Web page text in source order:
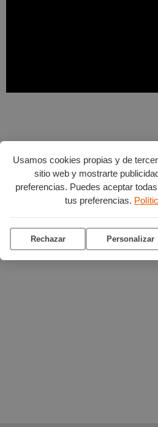
Usamos cookies propias y de
sitio web y mostrarte
preferencias. Puedes aceptar
tus preferencias.
Rechazar Personalizar